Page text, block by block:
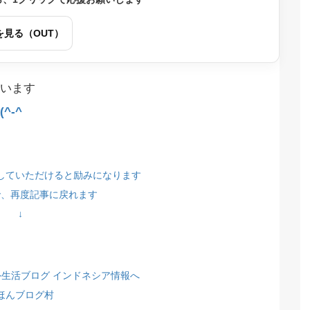
る（OUT）
ます
^
ていただけると励みになります
再度記事に戻れます
↓
んブログ村